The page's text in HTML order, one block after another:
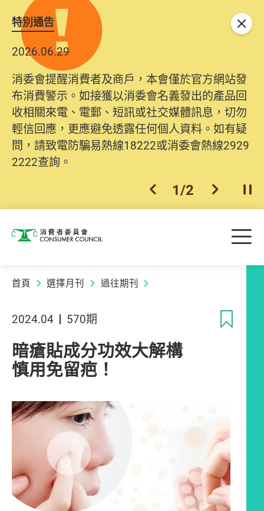
特別通告
2026.06.29
消委會提醒消費者及商戶，本會僅於官方網站發
布消費警示。如接獲以消委會名義發出的產品回
收相關來電、電郵、短訊或社交媒體訊息，切勿
輕信回應，更應避免透露任何個人資料。如有疑
問，請致電防騙易熱線18222或消委會熱線2929
2222查詢。
上一個
1/2 下一個開
關閉
消費者委員會 目
首頁 選擇月刊 過往期刊
2024.04 570期
暗瘡貼成分功效大解構
慎用免留疤！